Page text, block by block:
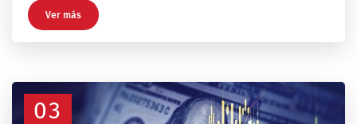
Ver más
03